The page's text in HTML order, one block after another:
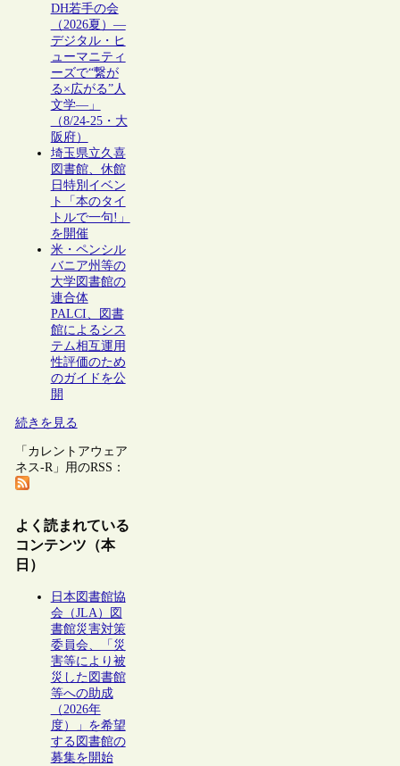
DH若手の会
（2026夏）―
デジタル・ヒ
ューマニティ
ーズで“繋が
る×広がる”人
文学―」
（8/24-25・大
阪府）
埼玉県立久喜
図書館、休館
日特別イベン
ト「本のタイ
トルで一句!」
を開催
米・ペンシル
バニア州等の
大学図書館の
連合体
PALCI、図書
館によるシス
テム相互運用
性評価のため
のガイドを公
開
続きを見る
「カレントアウェア
ネス-R」用のRSS：
よく読まれている
コンテンツ（本
日）
日本図書館協
会（JLA）図
書館災害対策
委員会、「災
害等により被
災した図書館
等への助成
（2026年
度）」を希望
する図書館の
募集を開始